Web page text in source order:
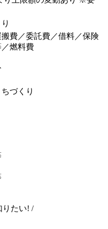
費／委託費／借料／保険
燃料費
づくり
りたい! /